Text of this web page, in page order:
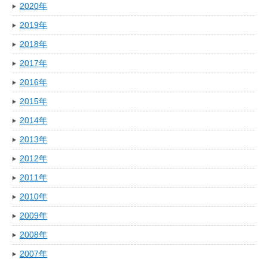
2020年
2019年
2018年
2017年
2016年
2015年
2014年
2013年
2012年
2011年
2010年
2009年
2008年
2007年